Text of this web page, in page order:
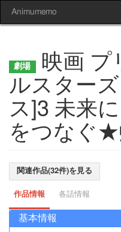
Animumemo
映画 プ
ルスター
ス]3 未来
をつなぐ
関連作品(32件)を見る
作品情報 各話情報
基本情報